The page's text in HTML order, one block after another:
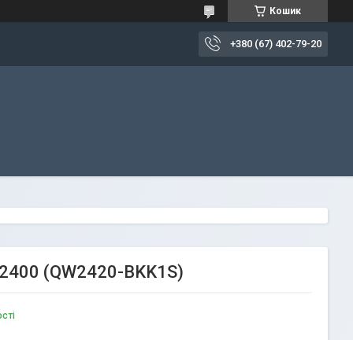
Кошик
+380 (67) 402-79-20
(QW2420-BKK1S)